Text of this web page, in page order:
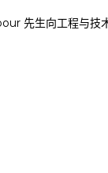
先生向工程与技